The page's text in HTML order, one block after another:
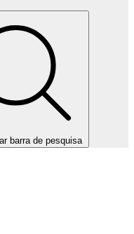
barra de pesquisa